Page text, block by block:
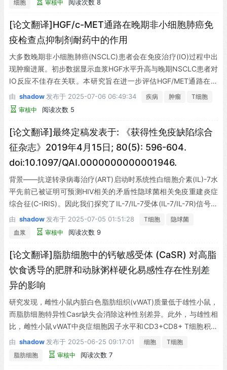
周血T细胞对HCV核心蛋白肽段、HIV-1型p24蛋白及回忆抗原的特
异性反应频率。HCV和HCV-HIV感染组的HCV特异性T细胞反应均
非常微弱。添加针对转化生长因子β1(TGF-β1)、-2和-3以及白介
素-10的阻断抗体后，两组感染者的HCV特异性T细胞反应均出现特
异性增强；但与单纯HCV感染组相比，HCV-HIV共感染组的增强幅
度有所减弱。回忆抗原或HIV特异性反应未见增强。流式细胞分选
分析显示，调节相关细胞因子由HCV特异性CD3+CD8+CD25-细
胞产生。在CD4和CD8 T细胞中均观察到IFN-γ效应的增强，该效
共感染情况下，阻断TGF-β分泌仍可增强外周HCV特异性T细胞反
应。
细胞 审核中 阅读次数 8
[论文翻译]HGF/c-MET通路在晚期非小细胞肺癌免
疫检查点抑制剂耐药中的作用
大多数晚期非小细胞肺癌(NSCLC)患者会在免疫治疗(IO)过程中出
现肿瘤进展。初步数据显示血浆HGF水平升高与晚期NSCLC患者对
IO反应不佳存在关联。本研究旨在进一步评估HGF/MET通路在晚
期NSCLC免疫治疗耐药中的作用。我们回顾性纳入了来自两家教学
医院的82例连续NSCLC患者，其中49例患者单独接受免疫检查点
疗。
由 shadow 发布于 2025-07-06 06:49:34 疾病 肿瘤
T细胞
审核中
阅读次数 5
[论文翻译]最终定稿发表于: 《获得性免疫缺陷综合
征杂志》2019年4月15日; 80(5): 596-604.
doi:10.1097/QAI.0000000000001946.
背景——抗逆转录病毒治疗(ART)启动时系统性白细胞介素(IL)-7水
平先前已被证明可预测HIV相关的矛盾性隐球菌相关免疫重建炎症
综合征(C-IRIS)。因此我们探究了IL-7/IL-7受体(IL-7/IL-7R)信号通
路功能障碍及其相关的免疫功能改变作为C-IRIS的潜在机制。
由 shadow 发布于 2025-07-05 01:51:28 T细胞
隐球菌
血浆
审核中 阅读次数 9
[论文翻译]脂肪细胞中的钙敏感受体 (CaSR) 对高脂
饮食诱导的肥胖和动脉粥样硬化易感性存在性别差
异的影响
研究发现，雌性小鼠内脏白色脂肪组织(vWAT)质量低于雄性小鼠，
而脂肪细胞特异性Casr缺失会消除这种性别差异。此外，与雄性相
比，雌性小鼠vWAT中炎症细胞因子水平和CD3+CD8+ T细胞积聚
升高，但脂肪细胞特异性Casr缺失不仅消除了这种性别表型，还显
示出对炎症信号通路的抑制作用。雌性小鼠中Erα及其相关脂肪细
由 shadow 发布于 2025-06-25 09:17:01 细胞
T细胞
脂肪细胞
审核中 阅读次数 7